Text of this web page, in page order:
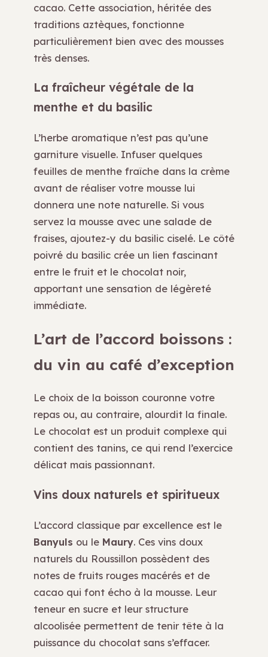
cacao. Cette association, héritée des
traditions aztèques, fonctionne
particulièrement bien avec des mousses
très denses.
La fraîcheur végétale de la
menthe et du basilic
L’herbe aromatique n’est pas qu’une
garniture visuelle. Infuser quelques
feuilles de menthe fraîche dans la crème
avant de réaliser votre mousse lui
donnera une note naturelle. Si vous
servez la mousse avec une salade de
fraises, ajoutez-y du basilic ciselé. Le côté
poivré du basilic crée un lien fascinant
entre le fruit et le chocolat noir,
apportant une sensation de légèreté
immédiate.
L’art de l’accord boissons :
du vin au café d’exception
Le choix de la boisson couronne votre
repas ou, au contraire, alourdit la finale.
Le chocolat est un produit complexe qui
contient des tanins, ce qui rend l’exercice
délicat mais passionnant.
Vins doux naturels et spiritueux
L’accord classique par excellence est le
Banyuls ou le Maury. Ces vins doux
naturels du Roussillon possèdent des
notes de fruits rouges macérés et de
cacao qui font écho à la mousse. Leur
teneur en sucre et leur structure
alcoolisée permettent de tenir tête à la
puissance du chocolat sans s’effacer.